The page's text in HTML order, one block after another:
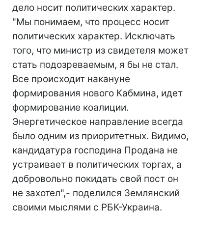
дело носит политических характер.
"Мы понимаем, что процесс носит
политических характер. Исключать
того, что министр из свидетеля может
стать подозреваемым, я бы не стал.
Все происходит накануне
формирования нового Кабмина, идет
формирование коалиции.
Энергетическое направление всегда
было одним из приоритетных. Видимо,
кандидатура господина Продана не
устраивает в политических торгах, а
добровольно покидать свой пост он
не захотел",- поделился Землянский
своими мыслями с РБК-Украина.